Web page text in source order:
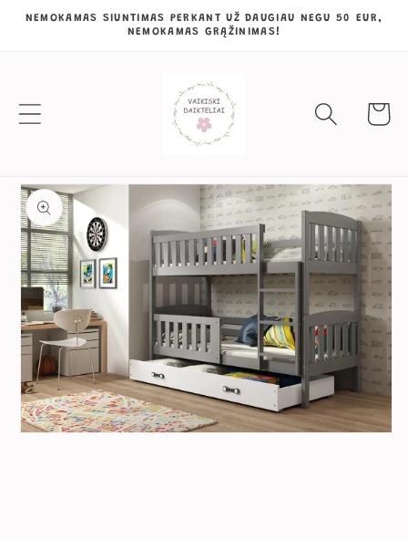
Eiti į
NEMOKAMAS SIUNTIMAS PERKANT UŽ DAUGIAU NEGU 50 EUR,
NEMOKAMAS GRĄŽINIMAS!
Pereiti prie
informacijos
apie gaminį